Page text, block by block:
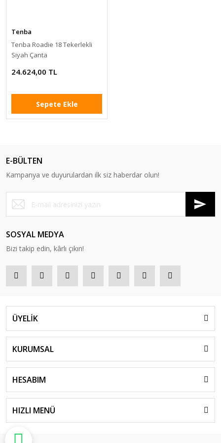
Tenba
Tenba Roadie 18 Tekerlekli
Siyah Çanta
24.624,00 TL
Sepete Ekle
E-BÜLTEN
Kampanya ve duyurulardan ilk siz haberdar olun!
SOSYAL MEDYA
Bizi takip edin, kârlı çıkın!
ÜYELİK
KURUMSAL
HESABIM
HIZLI MENÜ